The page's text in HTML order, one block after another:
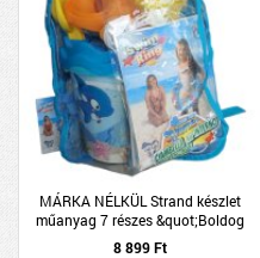
MÁRKA NÉLKÜL Strand készlet
műanyag 7 részes &quot;Boldog
halacskák&quot;
8 899 Ft